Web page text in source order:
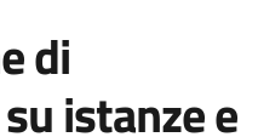
di
istanze e